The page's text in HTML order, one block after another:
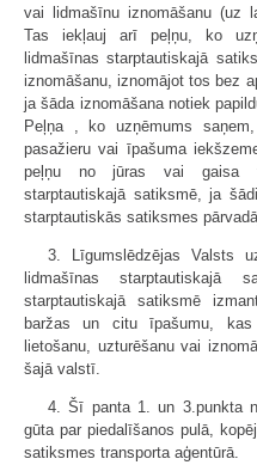
vai lidmašīnu iznomāšanu (uz
Tas iekļauj arī peļņu, ko
lidmašīnas starptautiskajā
iznomāšanu, iznomājot tos bez
ja šāda iznomāšana notiek
Peļņa , ko uzņēmums
pasažieru vai īpašuma
peļņu no jūras vai gaisa
starptautiskajā satiksmē, ja
starptautiskās satiksmes
3. Līgumslēdzējas Valsts
lidmašīnas
starptautiskajā satiksmē
baržas un citu īpašumu, kas
lietošanu, uzturēšanu vai
šajā valstī.
4. Šī panta 1. un 3.punkta
gūta par piedalīšanos pulā,
satiksmes transporta aģentūrā.